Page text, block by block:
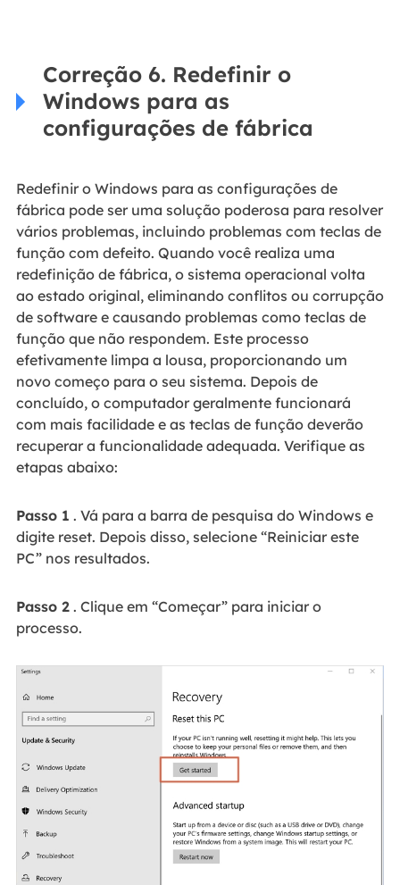
Correção 6. Redefinir o
Windows para as
configurações de fábrica
Redefinir o Windows para as configurações de
fábrica pode ser uma solução poderosa para resolver
vários problemas, incluindo problemas com teclas de
função com defeito. Quando você realiza uma
redefinição de fábrica, o sistema operacional volta
ao estado original, eliminando conflitos ou corrupção
de software e causando problemas como teclas de
função que não respondem. Este processo
efetivamente limpa a lousa, proporcionando um
novo começo para o seu sistema. Depois de
concluído, o computador geralmente funcionará
com mais facilidade e as teclas de função deverão
recuperar a funcionalidade adequada. Verifique as
etapas abaixo:
Passo 1 . Vá para a barra de pesquisa do Windows e
digite reset. Depois disso, selecione “Reiniciar este
PC” nos resultados.
Passo 2. Clique em “Começar” para iniciar o
processo.